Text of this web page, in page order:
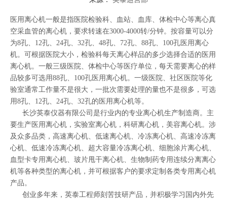
["facebook","twitter","line","wechat","linkedin","pinterest","whatsapp"]
医用离心机一般是指医院检验科、血站、血库、体检中心等离心真
空采血管的离心机，要求转速在3000-4000转/分钟。按容量可以分
为8孔、12孔、24孔、32孔、48孔、72孔、88孔、100孔医用离心
机。可根据医院大小，检验科每天离心样品的多少选择合适的医用
离心机。一般三级医院、体检中心等医疗单位，每天需要离心的样
品较多可选用88孔、100孔医用离心机。一级医院、社区医院等化
验室通常工作量不是很大，一批次需要处理的量也不是很多，可选
用8孔、12孔、24孔、32孔的医用离心机等。
长沙英泰仪器有限公司是行业内的专业离心机生产制造商。主
要生产医用离心机，实验室离心机，科研离心机，美容离心机。涉
及众多品类，高速离心机、低速离心机、冷冻离心机、高速冷冻离
心机、低速冷冻离心机、超大容量冷冻离心机、细胞涂片离心机、
血型卡专用离心机、玻片甩干离心机、生物制药专用连续分离离心
机等各种类型的离心机，并可根据客户的要求定制各类专用离心机
产品。
创业多年来，英泰工程师刻苦技研产品，并积极学习国内外先